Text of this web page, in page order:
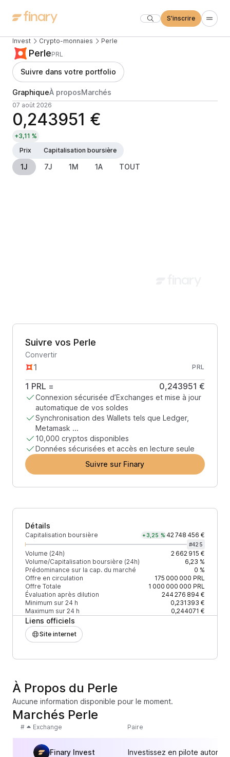
S'inscrire
Invest Crypto-monnaies Perle
PerlePRL
Suivre dans votre portfolio
GraphiqueÀ proposMarchés
07 août 2026
0,243951 €
+3,11 %
Prix
Capitalisation boursière
1J 7J 1M 1A TOUT
Suivre vos Perle
Convertir
PRL
1 PRL = 0,243951 €
Connexion sécurisée d’Exchanges et mise à jour
automatique de vos soldes
Synchronisation des Wallets tels que Ledger,
Metamask ...
10,000 cryptos disponibles
Données sécurisées et accès en lecture seule
Suivre sur Finary
Détails
Capitalisation boursière +3,25 % 42 748 456 €
#425
Volume (24h)
2 662 915 €
Volume/Capitalisation boursière (24h)
6,23 %
Prédominance sur la cap. du marché
0 %
Offre en circulation
175 000 000 PRL
Offre Totale
1 000 000 000 PRL
Évaluation après dilution
244 276 894 €
Minimum sur 24 h
0,231393 €
Maximum sur 24 h
0,244071 €
Liens officiels
Site internet
À Propos du Perle
Aucune information disponible pour le moment.
Marchés Perle
# Exchange Paire
Finary Invest Investissez en pilote